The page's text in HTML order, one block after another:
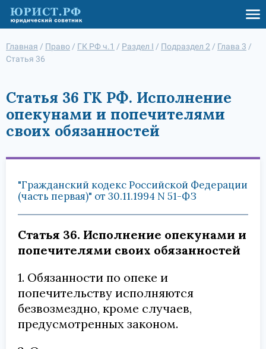
Главная / Право / ГК РФ ч.1 / Раздел I / Подраздел 2 / Глава 3 /
Статья 36
Статья 36 ГК РФ. Исполнение
опекунами и попечителями
своих обязанностей
"Гражданский кодекс Российской Федерации
(часть первая)" от 30.11.1994 N 51-ФЗ
Статья 36. Исполнение опекунами и
попечителями своих обязанностей
1. Обязанности по опеке и
попечительству исполняются
безвозмездно, кроме случаев,
предусмотренных законом.